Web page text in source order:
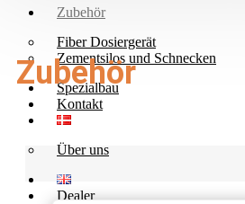
Zubehör
Fiber Dosiergerät
Zementsilos und Schnecken
Spezialbau
Kontakt
Über uns
Dealer
Zubehör